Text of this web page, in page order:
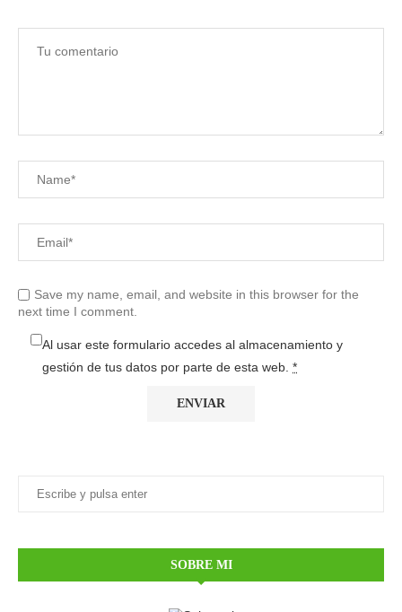
Save my name, email, and website in this browser for the
next time I comment.
Al usar este formulario accedes al almacenamiento y
gestión de tus datos por parte de esta web. *
SOBRE MI